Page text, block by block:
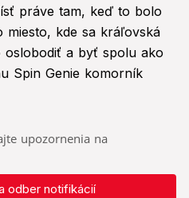
práve tam, keď to bolo
miesto, kde sa kráľovská
oslobodiť a byť spolu ako
Spin Genie komorník
upozornenia na
odber notifikácií